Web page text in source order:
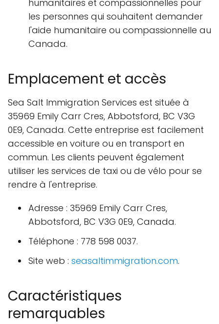
humanitaires et compassionnelles pour
les personnes qui souhaitent demander
l'aide humanitaire ou compassionnelle au
Canada.
Emplacement et accès
Sea Salt Immigration Services est située à
35969 Emily Carr Cres, Abbotsford, BC V3G
0E9, Canada. Cette entreprise est facilement
accessible en voiture ou en transport en
commun. Les clients peuvent également
utiliser les services de taxi ou de vélo pour se
rendre à l'entreprise.
Adresse : 35969 Emily Carr Cres,
Abbotsford, BC V3G 0E9, Canada.
Téléphone : 778 598 0037.
Site web : seasaltimmigration.com.
Caractéristiques
remarquables